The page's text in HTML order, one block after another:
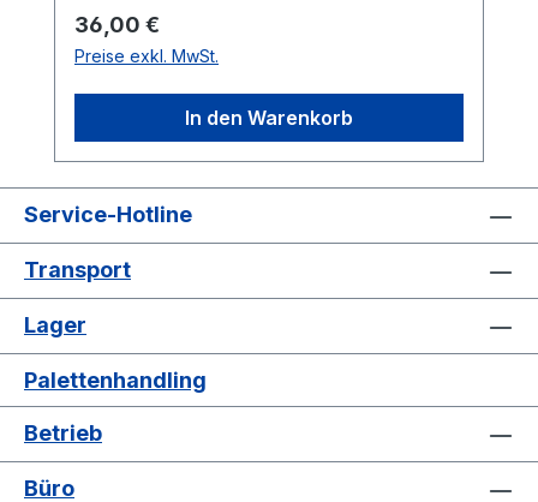
Regulärer Preis:
36,00 €
Preise exkl. MwSt.
In den Warenkorb
Service-Hotline
Transport
Lager
Palettenhandling
Betrieb
Büro